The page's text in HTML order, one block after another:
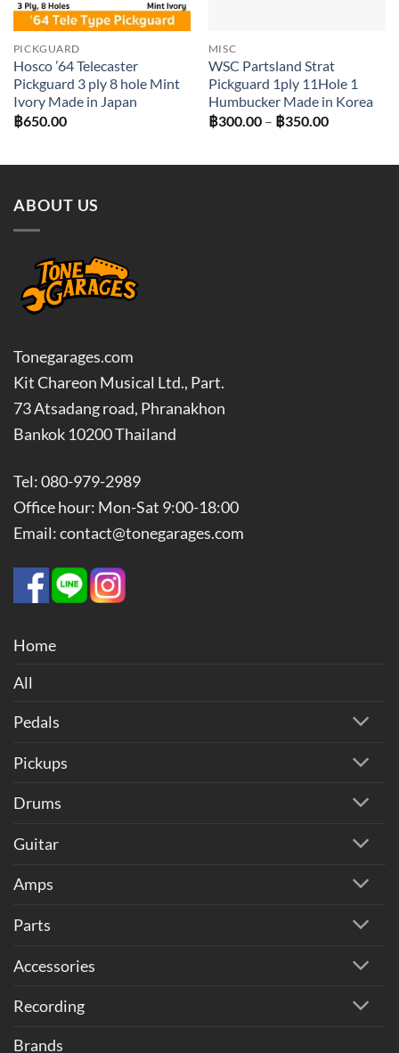
PICKGUARD
Hosco ’64 Telecaster
Pickguard 3 ply 8 hole Mint
Ivory Made in Japan
฿650.00
MISC
WSC Partsland Strat
Pickguard 1ply 11Hole 1
Humbucker Made in Korea
฿300.00 – ฿350.00Price
ABOUT US
Tonegarages.com
Kit Chareon Musical Ltd., Part.
73 Atsadang road, Phranakhon
Bankok 10200 Thailand
Tel: 080-979-2989
Office hour: Mon-Sat 9:00-18:00
Email: contact@tonegarages.com
Home
All
Pedals
Pickups
Drums
Guitar
Amps
Parts
Accessories
Recording
Brands